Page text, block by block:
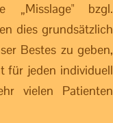
bzgl.
dies grundsätzlich
Bestes zu geben,
für jeden individuell
vielen Patienten